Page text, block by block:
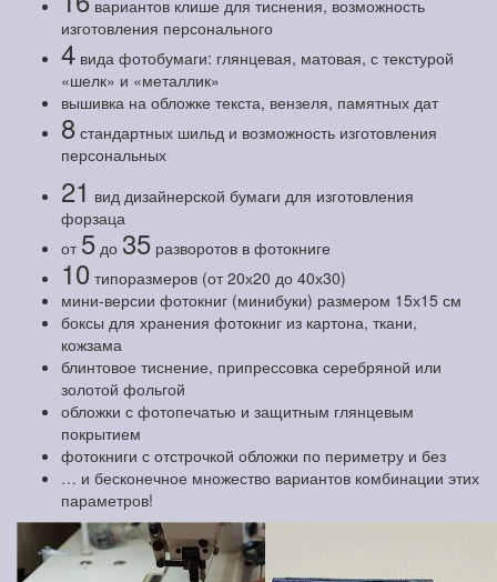
вариантов клише для тиснения, возможность
изготовления персонального
4 вида фотобумаги: глянцевая, матовая, с текстурой
«шелк» и «металлик»
вышивка на обложке текста, вензеля, памятных дат
8 стандартных шильд и возможность изготовления
персональных
21 вид дизайнерской бумаги для изготовления
форзаца
от 5 до 35 разворотов в фотокниге
10 типоразмеров (от 20х20 до 40х30)
мини-версии фотокниг (минибуки) размером 15х15 см
боксы для хранения фотокниг из картона, ткани,
кожзама
блинтовое тиснение, припрессовка серебряной или
золотой фольгой
обложки с фотопечатью и защитным глянцевым
покрытием
фотокниги с отстрочкой обложки по периметру и без
… и бесконечное множество вариантов комбинации этих
параметров!